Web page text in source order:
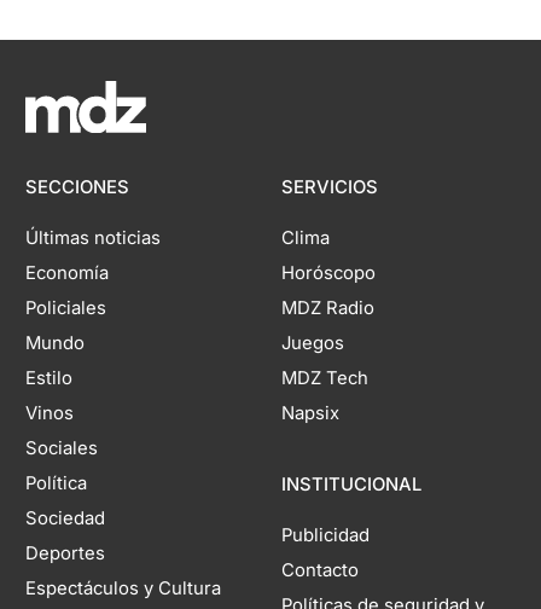
SECCIONES
Últimas noticias
Economía
Policiales
Mundo
Estilo
Vinos
Sociales
Política
Sociedad
Deportes
Espectáculos y Cultura
SERVICIOS
Clima
Horóscopo
MDZ Radio
Juegos
MDZ Tech
Napsix
INSTITUCIONAL
Publicidad
Contacto